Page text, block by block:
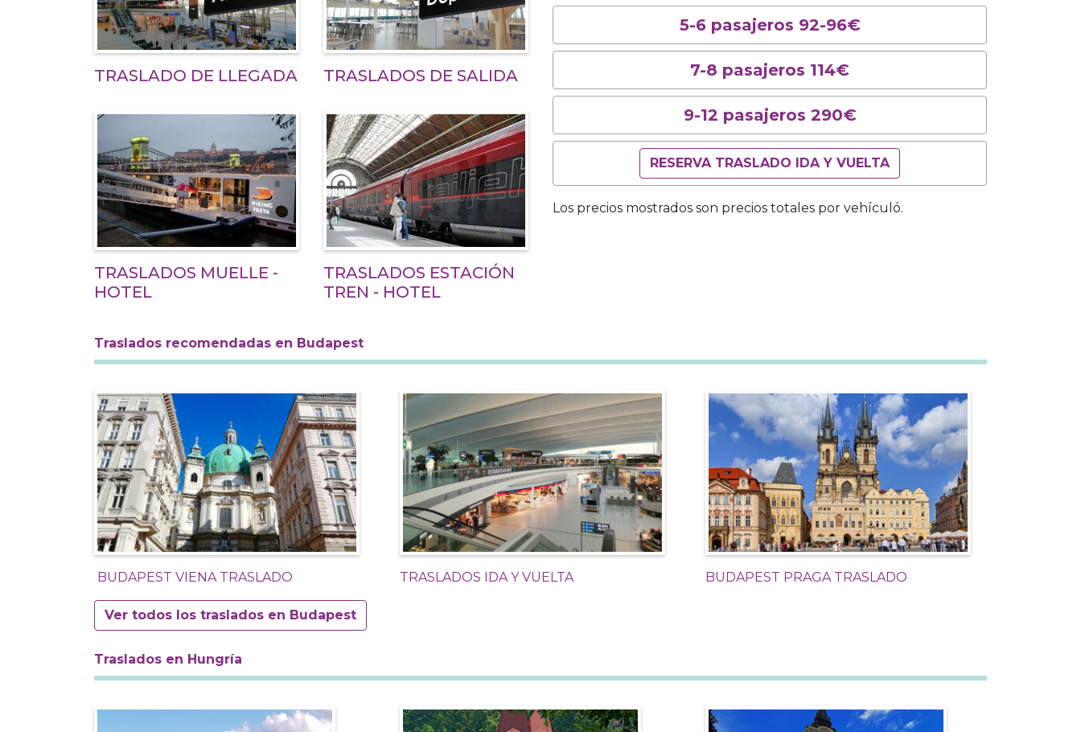
TRASLADO DE LLEGADA TRASLADOS DE SALIDA
TRASLADOS MUELLE -
HOTEL
TRASLADOS ESTACIÓN
TREN - HOTEL
5-6 pasajeros 92-96€
7-8 pasajeros 114€
9-12 pasajeros 290€
RESERVA TRASLADO IDA Y VUELTA
Los precios mostrados son precios totales por vehículó.
Traslados recomendadas en Budapest
BUDAPEST VIENA TRASLADO TRASLADOS IDA Y VUELTA BUDAPEST PRAGA TRASLADO
Ver todos los traslados en Budapest
Traslados en Hungría